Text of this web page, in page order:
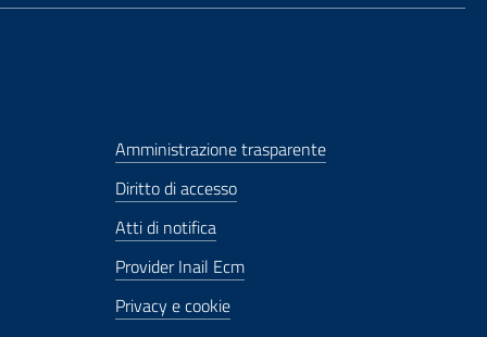
Amministrazione trasparente
Diritto di accesso
Atti di notifica
Provider Inail Ecm
Privacy e cookie